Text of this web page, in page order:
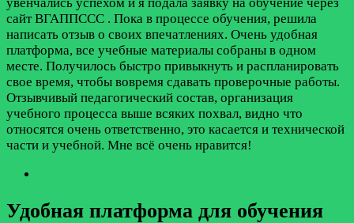
сайт ВГАППССС . Пока в процессе обучения, решила
написать отзыв о своих впечатлениях. Очень удобная
платформа, все учебные материалы собраны в одном
месте. Получилось быстро привыкнуть и распланировать
свое время, чтобы вовремя сдавать проверочные работы.
Отзывчивый педагогический состав, организация
учебного процесса выше всяких похвал, видно что
относятся очень ответственно, это касается и технической
части и учебной. Мне всё очень нравится!
Удобная платформа для обучения